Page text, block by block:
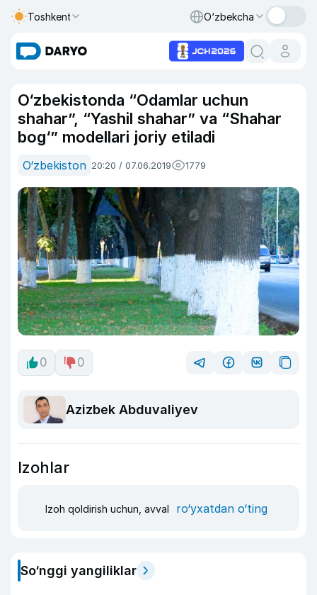
Toshkent O‘zbekcha
O‘zbekistonda “Odamlar uchun
shahar”, “Yashil shahar” va “Shahar
bog‘” modellari joriy etiladi
O‘zbekiston 20:20 / 07.06.2019 1779
0 0
Azizbek Abduvaliyev
Izohlar
Izoh qoldirish uchun, avval ro‘yxatdan o‘ting
So‘nggi yangiliklar